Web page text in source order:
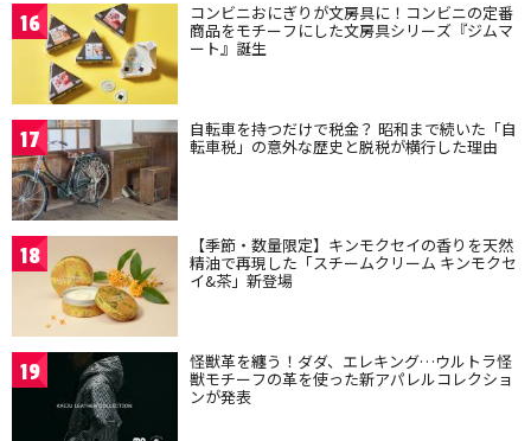
16 コンビニおにぎりが文房具に！コンビニの定番
商品をモチーフにした文房具シリーズ『ジムマ
ート』誕生
17 自転車を持つだけで税金？ 昭和まで続いた「自
転車税」の意外な歴史と脱税が横行した理由
18 【季節・数量限定】キンモクセイの香りを天然
精油で再現した「スチームクリーム キンモクセ
イ&茶」新登場
19 怪獣革を纏う！ダダ、エレキング…ウルトラ怪
獣モチーフの革を使った新アパレルコレクショ
ンが発表